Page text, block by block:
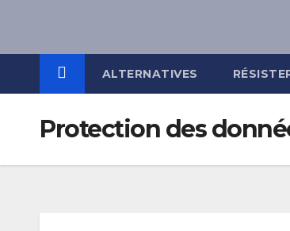
ALTERNATIVES
Protection des